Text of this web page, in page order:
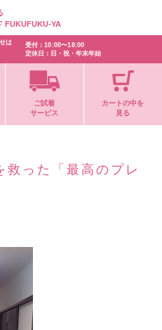
FUKUFUKU-YA
は 受付：10:00〜18:00
定休日：日・祝・年末年始
ご試着
サービス
カートの中を
見る
救った「最高のプレ